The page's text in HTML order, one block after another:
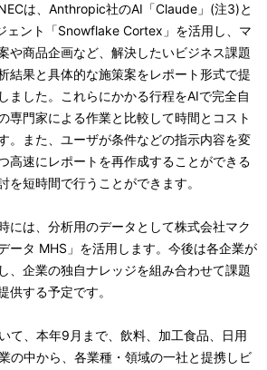
は、Anthropic社のAI「Claude」(注3)と
ェント「Snowflake Cortex」を活用し、マ
や商品企画など、解決したいビジネス課題
結果と具体的な施策案をレポート形式で提
ました。これらにかかる行程をAIで完全自
専門家による作業と比較して時間とコスト
。また、ユーザが条件などの指示内容を変
高速にレポートを再作成することができる
を短時間で行うことができます。
には、分析用のデータとして株式会社マク
ータ MHS」を活用します。今後は各企業が
、企業の独自ナレッジを組み合わせて課題
供する予定です。
て、本年9月まで、飲料、加工食品、日用
の中から、各業種・領域の一社と提携しビ